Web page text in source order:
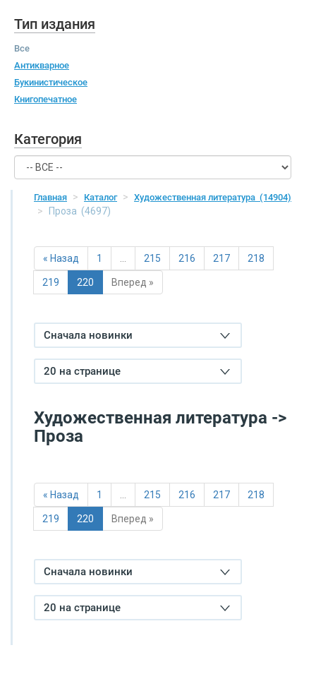
Тип издания
Все
Антикварное
Букинистическое
Книгопечатное
Категория
Главная Каталог Художественная литература (14904)
Проза (4697)
« Назад 1 … 215 216 217 218
219 220 Вперед »
Сначала новинки
20 на странице
Художественная литература ->
Проза
« Назад 1 … 215 216 217 218
219 220 Вперед »
Сначала новинки
20 на странице